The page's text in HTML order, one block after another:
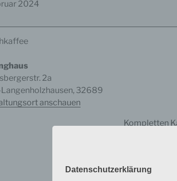
2024
2a
, 32689
anschauen
Kompletten
Datenschutzerklärung